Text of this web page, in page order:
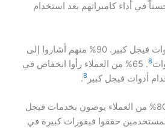
في أداء كاميراتهم بعد استخدام
آراء العملاء تبرز فعالية أدوات فيجل كبير. 90% منهم أشاروا إلى
8
. 65% من العملاء رأوا انخفاض في
أدوات فيجل كبير 8
.
النتائج الإيجابية لا تنتهي. 80% من العملاء يوصون بخدمات فيجل
المستخدمين حققوا فيفورات كبيرة في